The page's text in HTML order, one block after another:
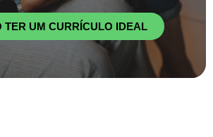
TER UM CURRÍCULO IDEAL